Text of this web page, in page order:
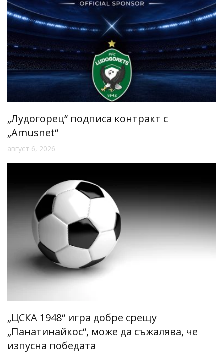
„Лудогорец“ подписа контракт с
„Amusnet“
август 6, 2026
„ЦСКА 1948“ игра добре срещу
„Панатинайкос“, може да съжалява, че
изпусна победата